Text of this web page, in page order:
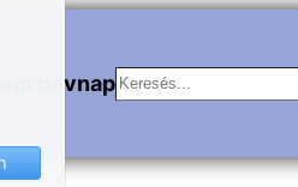
névnapKeresés